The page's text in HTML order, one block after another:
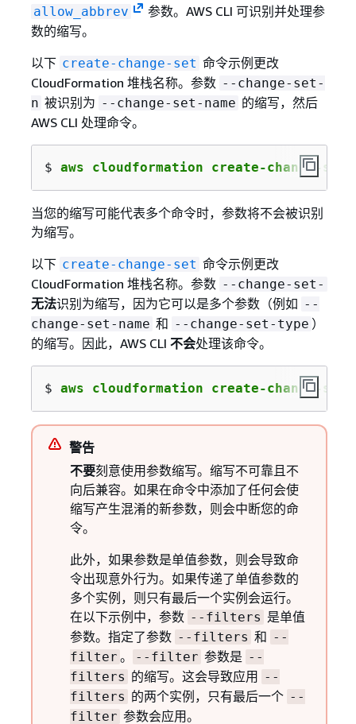
allow_abbrev
参数。AWS CLI 可识别并处理参
数的缩写。
以下 create-change-set 命令示例更改
CloudFormation 堆栈名称。参数 --change-set-
n 被识别为 --change-set-name 的缩写，然后
AWS CLI 处理命令。
$ aws cloudformation create-change-
当您的缩写可能代表多个命令时，参数将不会被识别
为缩写。
以下 create-change-set 命令示例更改
CloudFormation 堆栈名称。参数 --change-set-
无法识别为缩写，因为它可以是多个参数（例如 --
change-set-name 和 --change-set-type ）
的缩写。因此，AWS CLI 不会处理该命令。
$ aws cloudformation create-change-
警告
不要刻意使用参数缩写。缩写不可靠且不
向后兼容。如果在命令中添加了任何会使
缩写产生混淆的新参数，则会中断您的命
令。
此外，如果参数是单值参数，则会导致命
令出现意外行为。如果传递了单值参数的
多个实例，则只有最后一个实例会运行。
在以下示例中，参数 --filters 是单值
参数。指定了参数 --filters 和 --
filter 。 --filter 参数是 --
filters 的缩写。这会导致应用
--
filters 的两个实例，只有最后一个 --
filter 参数会应用。